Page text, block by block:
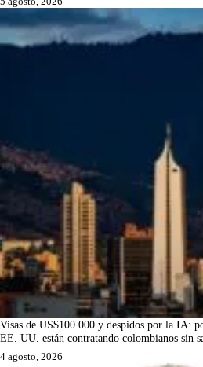
Visas de US$100.000 y despidos por la IA:
EE. UU. están contratando colombianos sin
4 agosto, 2026